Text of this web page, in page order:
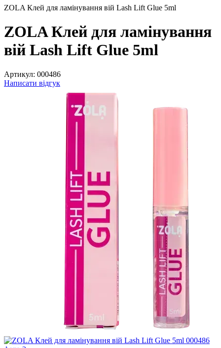
ZOLA Клей для ламінування вій Lash Lift Glue 5ml
ZOLA Клей для ламінування
вій Lash Lift Glue 5ml
Артикул: 000486
Написати відгук